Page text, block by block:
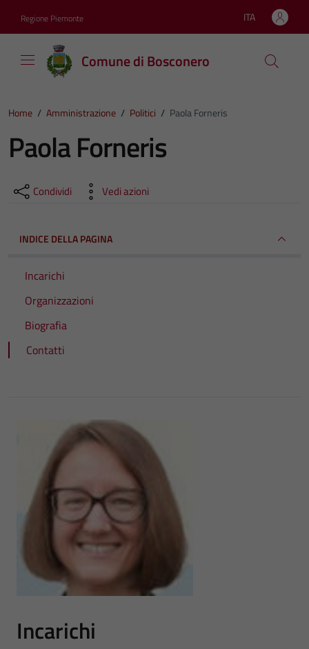
Regione Piemonte Lingua attiva:
ITA
Comune di Bosconero
Home / Amministrazione / Politici / Paola Forneris
Paola Forneris
Condividi Vedi azioni
INDICE DELLA PAGINA
Incarichi
Organizzazioni
Biografia
Contatti
Incarichi